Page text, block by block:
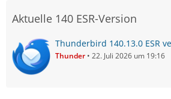
Aktuelle 140 ESR-Version
Thunderbird 140.13.0 ESR
Thunder 22. Juli 2026 um 19:16